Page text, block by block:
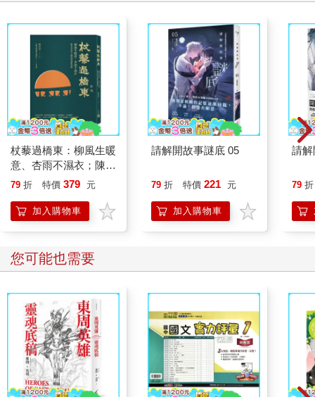
杖藜過橋東：柳風生暖
意、杏雨不濕衣；陳亮
恭談以心轉境的適齡漫
79 折 特價 379 元
加入購物車
請解開故事謎底 05
79 折 特價 221 元
加入購物車
請解
79 折
您可能也需要